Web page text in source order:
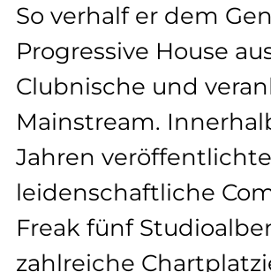
So verhalf er dem
Progressive House
Clubnische und
Mainstream.
Jahren
leidenschaftliche
Freak fünf
zahlreiche